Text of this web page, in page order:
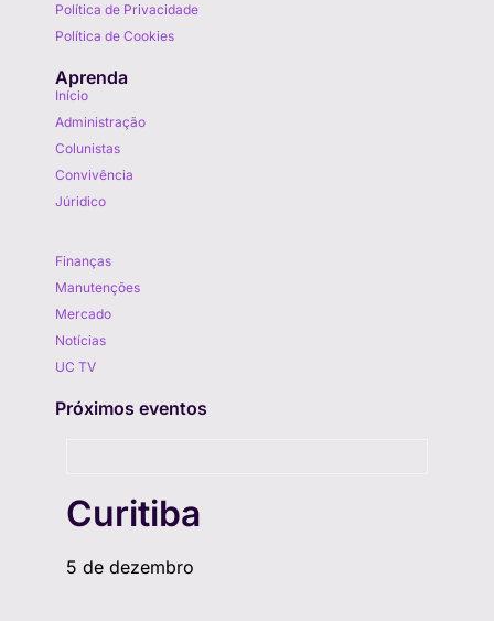
Política de Privacidade
Política de Cookies
Aprenda
Início
Administração
Colunistas
Convivência
Júridico
Finanças
Manutenções
Mercado
Notícias
UC TV
Próximos eventos
Curitiba
5 de dezembro